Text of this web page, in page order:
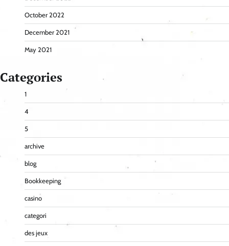
October 2022
December 2021
May 2021
Categories
1
4
5
archive
blog
Bookkeeping
casino
categori
des jeux